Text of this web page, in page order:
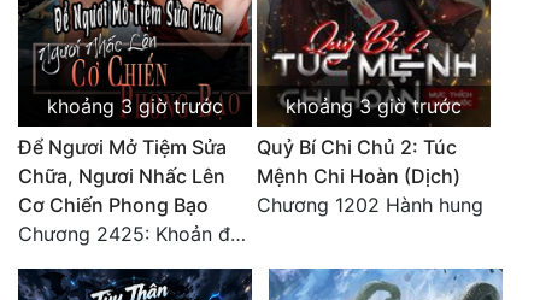
khoảng 3 giờ trước
Để Ngươi Mở Tiệm Sửa
Chữa, Ngươi Nhấc Lên
Cơ Chiến Phong Bạo
Chương 2425: Khoản đầu tư của Tượng Chủ!! Nỗi nghi hoặc của Tô Bạch!
khoảng 3 giờ trước
Quỷ Bí Chi Chủ 2: Túc
Mệnh Chi Hoàn (Dịch)
Chương 1202 Hành hung